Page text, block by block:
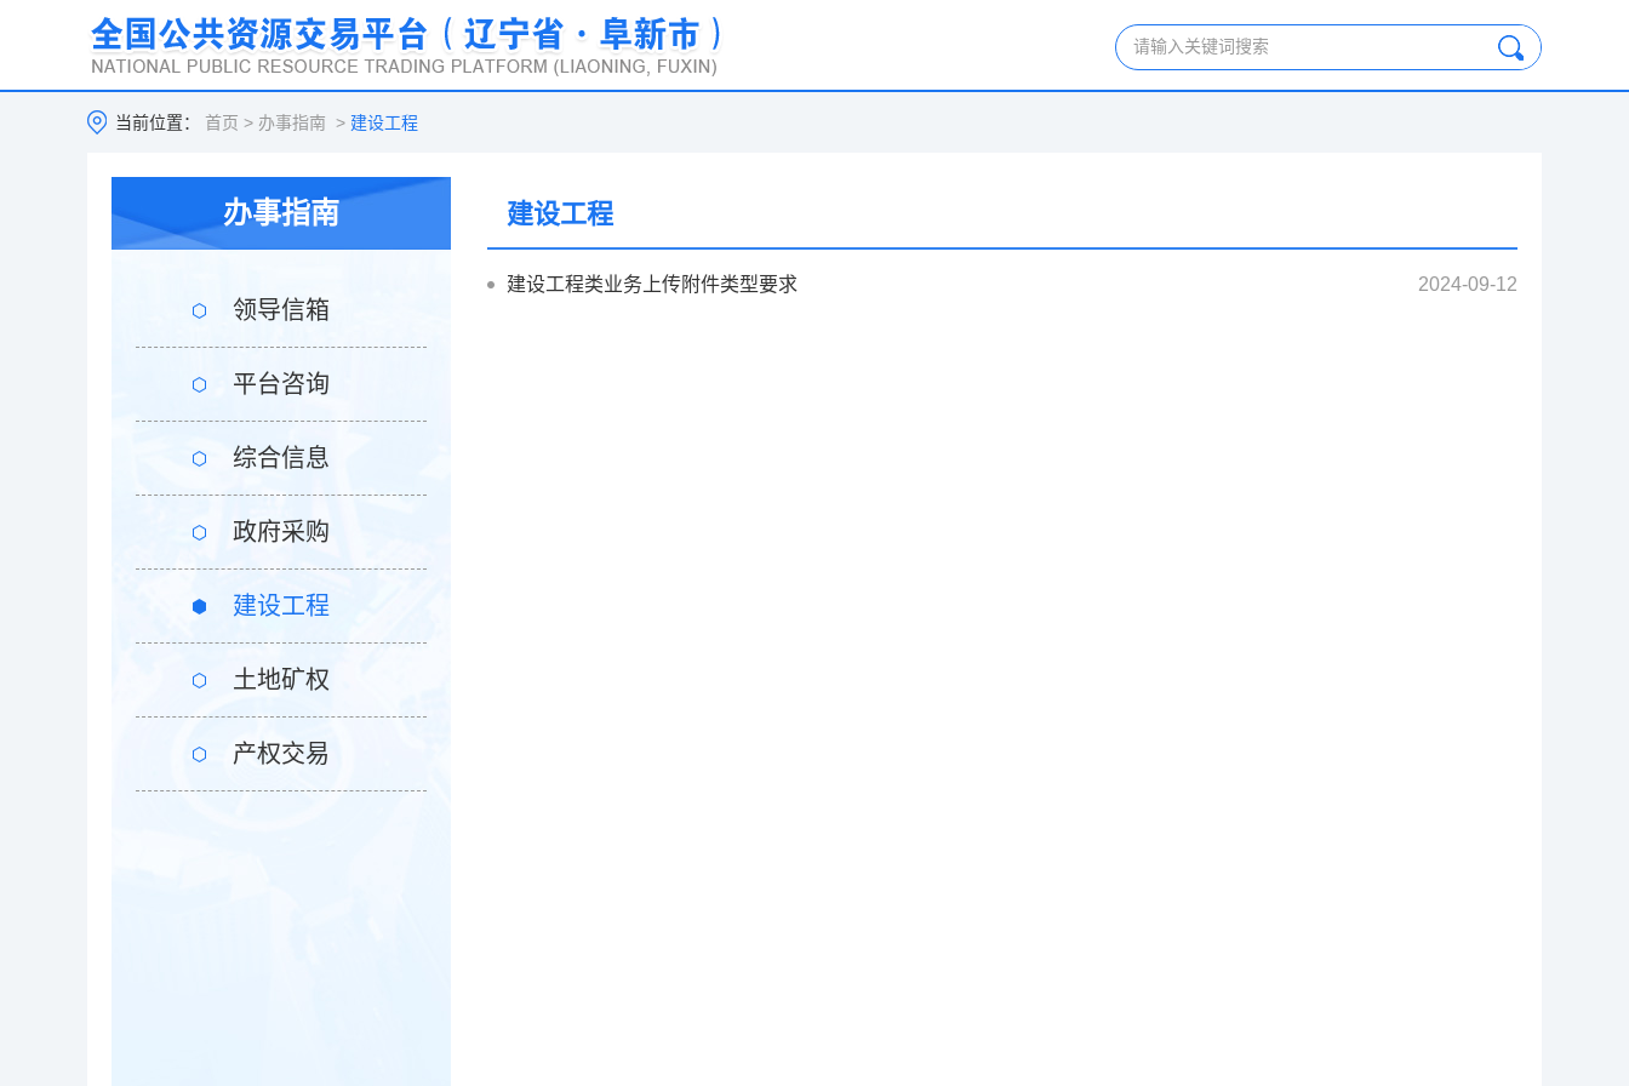
请输入关键词搜索
当前位置： 首页 > 办事指南 > 建设工程
办事指南
领导信箱
平台咨询
综合信息
政府采购
建设工程
土地矿权
产权交易
建设工程
建设工程类业务上传附件类型要求 2024-09-12